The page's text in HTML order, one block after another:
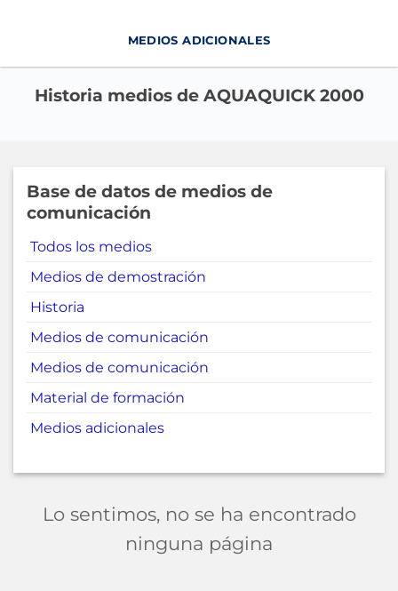
MEDIOS ADICIONALES
Historia medios de AQUAQUICK 2000
Base de datos de medios de
comunicación
Todos los medios
Medios de demostración
Historia
Medios de comunicación
Medios de comunicación
Material de formación
Medios adicionales
Lo sentimos, no se ha encontrado
ninguna página